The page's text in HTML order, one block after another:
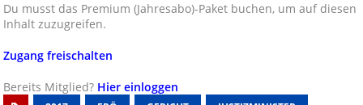
Du musst das Premium (Jahresabo)-Paket buchen, um auf diesen
Inhalt zuzugreifen.
Zugang freischalten
Bereits Mitglied? Hier einloggen